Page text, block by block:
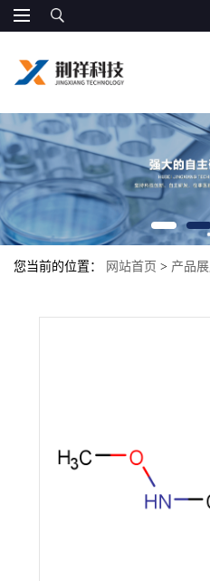
您当前的位置： 网站首页 > 产品